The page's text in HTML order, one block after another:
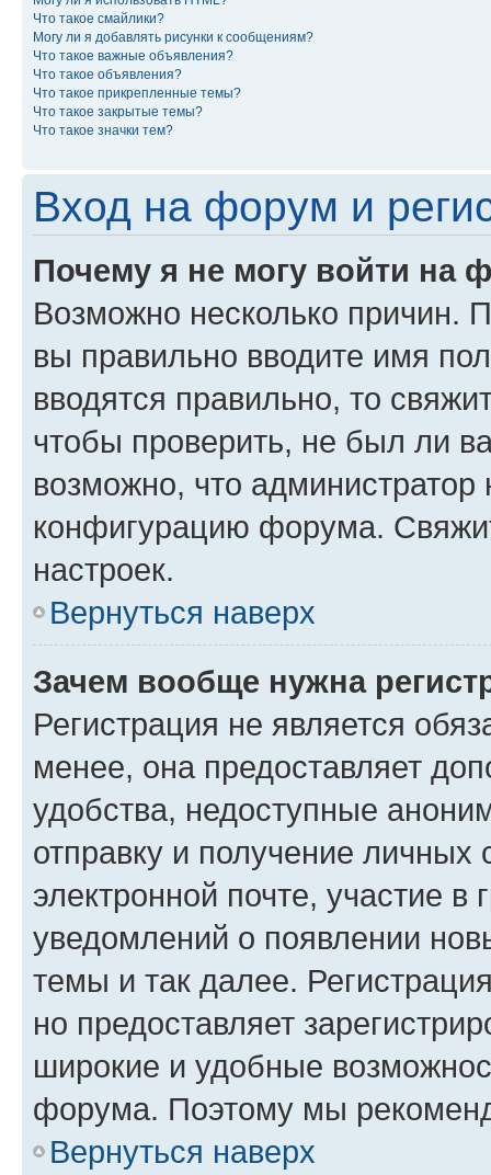
Что такое смайлики?
Могу ли я добавлять рисунки к сообщениям?
Что такое важные объявления?
Что такое объявления?
Что такое прикрепленные темы?
Что такое закрытые темы?
Что такое значки тем?
Вход на форум и
Почему я не могу войти на
Возможно несколько причин.
вы правильно вводите имя
вводятся правильно, то
чтобы проверить, не был ли
возможно, что администратор
конфигурацию форума.
настроек.
Вернуться наверх
Зачем вообще нужна
Регистрация не является
менее, она предоставляет
удобства, недоступные
отправку и получение
электронной почте, участие в
уведомлений о появлении
темы и так далее.
но предоставляет
широкие и удобные
форума. Поэтому мы
Вернуться наверх